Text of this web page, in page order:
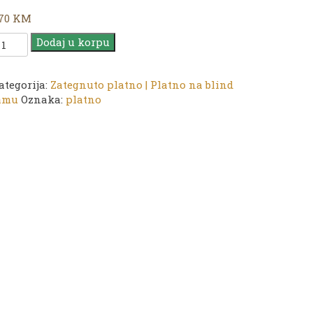
KM
Dodaj u korpu
Zategnuto platno | Platno na blind
Oznaka: platno